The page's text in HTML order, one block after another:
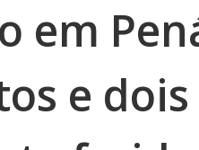
em
e dois